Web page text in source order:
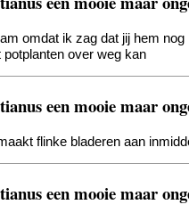
omdat ik zag dat jij hem
over weg kan
een mooie maar
flinke bladeren aan
een mooie maar